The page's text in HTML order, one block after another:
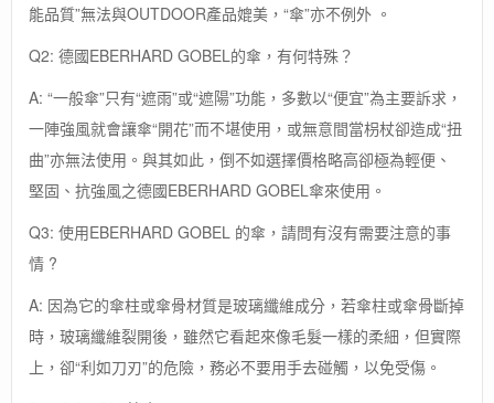
能品質”無法與OUTDOOR產品媲美，“傘”亦不例外 。
Q2: 德國EBERHARD GOBEL的傘，有何特殊？
A: “一般傘”只有“遮雨”或“遮陽”功能，多數以“便宜”為主要訴求，
一陣強風就會讓傘“開花”而不堪使用，或無意間當枴杖卻造成“扭
曲”亦無法使用。與其如此，倒不如選擇價格略高卻極為輕便、
堅固、抗強風之德國EBERHARD GOBEL傘來使用。
Q3: 使用EBERHARD GOBEL 的傘，請問有沒有需要注意的事
情 ?
A: 因為它的傘柱或傘骨材質是玻璃纖維成分，若傘柱或傘骨斷掉
時，玻璃纖維裂開後，雖然它看起來像毛髮一樣的柔細，但實際
上，卻“利如刀刃”的危險，務必不要用手去碰觸，以免受傷。